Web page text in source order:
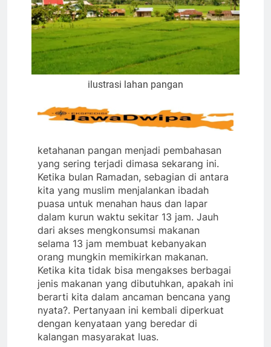
ilustrasi lahan pangan
ketahanan pangan menjadi pembahasan
yang sering terjadi dimasa sekarang ini.
Ketika bulan Ramadan, sebagian di antara
kita yang muslim menjalankan ibadah
puasa untuk menahan haus dan lapar
dalam kurun waktu sekitar 13 jam. Jauh
dari akses mengkonsumsi makanan
selama 13 jam membuat kebanyakan
orang mungkin memikirkan makanan.
Ketika kita tidak bisa mengakses berbagai
jenis makanan yang dibutuhkan, apakah ini
berarti kita dalam ancaman bencana yang
nyata?. Pertanyaan ini kembali diperkuat
dengan kenyataan yang beredar di
kalangan masyarakat luas.